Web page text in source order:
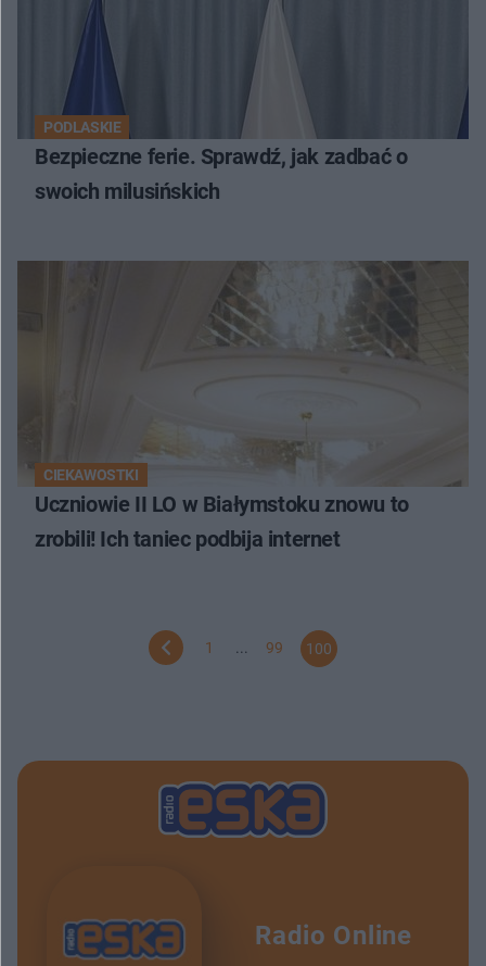
PODLASKIE
Bezpieczne ferie. Sprawdź, jak zadbać o
swoich milusińskich
CIEKAWOSTKI
Uczniowie II LO w Białymstoku znowu to
zrobili! Ich taniec podbija internet
1 99 100
Radio Online